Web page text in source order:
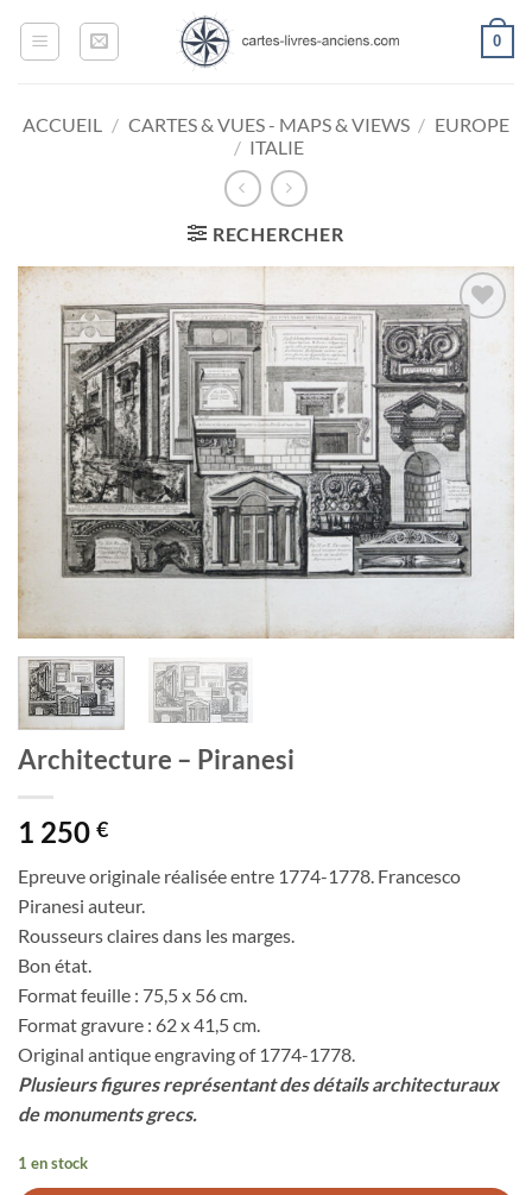
0
ACCUEIL / CARTES & VUES - MAPS & VIEWS / EUROPE
/ ITALIE
RECHERCHER
Ajouter
à la
wishlist
Architecture – Piranesi
1 250 €
Epreuve originale réalisée entre 1774-1778. Francesco
Piranesi auteur.
Rousseurs claires dans les marges.
Bon état.
Format feuille : 75,5 x 56 cm.
Format gravure : 62 x 41,5 cm.
Original antique engraving of 1774-1778.
Plusieurs figures représentant des détails architecturaux
de monuments grecs.
1 en stock